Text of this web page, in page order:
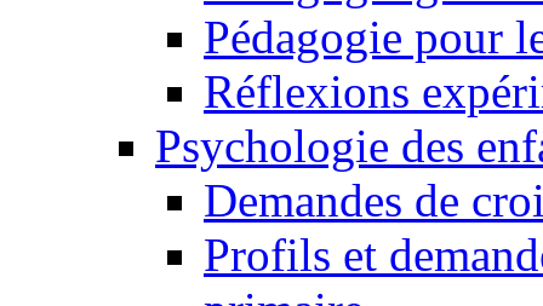
Pédagogie pour
Réflexions
Psychologie des
Demandes de
Profils et